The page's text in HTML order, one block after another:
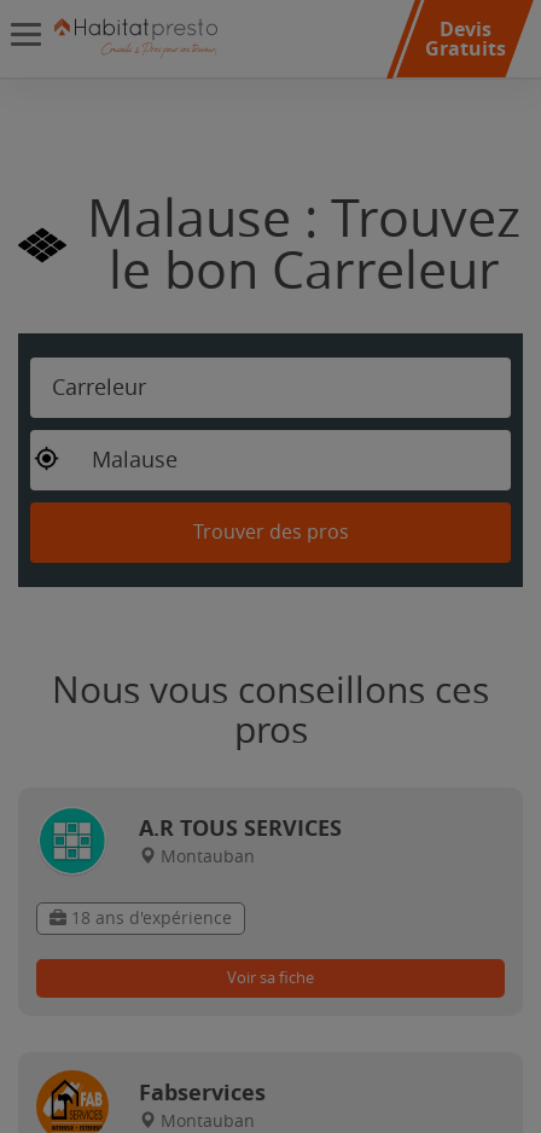
Devis
Gratuits
Malause : Trouvez
le bon Carreleur
Carreleur
Malause
Trouver des pros
Nous vous conseillons ces
pros
A.R TOUS SERVICES
Montauban
18 ans d'expérience
Voir sa fiche
Fabservices
Montauban